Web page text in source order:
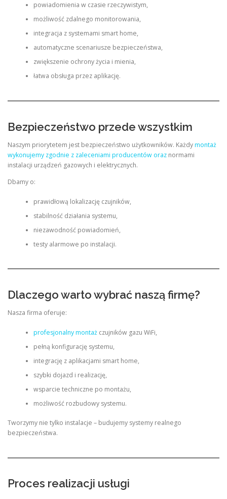
powiadomienia w czasie rzeczywistym,
możliwość zdalnego monitorowania,
integracja z systemami smart home,
automatyczne scenariusze bezpieczeństwa,
zwiększenie ochrony życia i mienia,
łatwa obsługa przez aplikację.
Bezpieczeństwo przede wszystkim
Naszym priorytetem jest bezpieczeństwo użytkowników. Każdymontaż
wykonujemy zgodnie z zaleceniami producentów oraz normami
instalacji urządzeń gazowych i elektrycznych.
Dbamy o:
prawidłową lokalizację czujników,
stabilność działania systemu,
niezawodność powiadomień,
testy alarmowe po instalacji.
Dlaczego warto wybrać naszą firmę?
Nasza firma oferuje:
profesjonalny montażczujników gazu WiFi,
pełną konfigurację systemu,
integrację z aplikacjami smart home,
szybki dojazd i realizację,
wsparcie techniczne po montażu,
możliwość rozbudowy systemu.
Tworzymy nie tylko instalacje – budujemy systemy realnego
bezpieczeństwa.
Proces realizacji usługi